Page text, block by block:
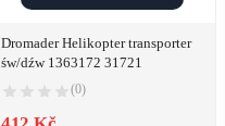
Dromader Helikopter transporter
św/dźw 1363172 31721
(0)